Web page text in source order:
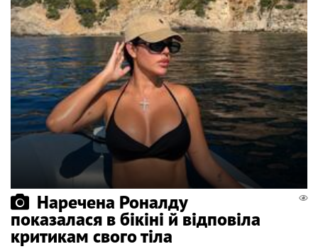
Наречена Роналду
показалася в бікіні й відповіла
критикам свого тіла